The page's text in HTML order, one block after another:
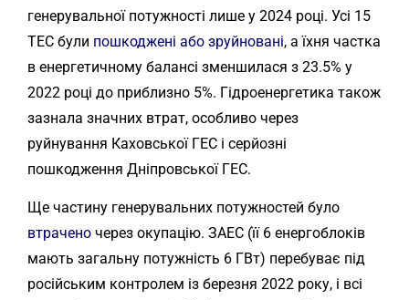
генерувальної потужності лише у 2024 році. Усі 15
ТЕС були пошкоджені або зруйновані, а їхня частка
в енергетичному балансі зменшилася з 23.5% у
2022 році до приблизно 5%. Гідроенергетика також
зазнала значних втрат, особливо через
руйнування Каховської ГЕС і серйозні
пошкодження Дніпровської ГЕС.
Ще частину генерувальних потужностей було
втрачено через окупацію. ЗАЕС (її 6 енергоблоків
мають загальну потужність 6 ГВт) перебуває під
російським контролем із березня 2022 року, і всі